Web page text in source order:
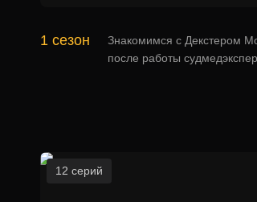
1 сезон
Знакомимся с Декстером
после работы
12 серий